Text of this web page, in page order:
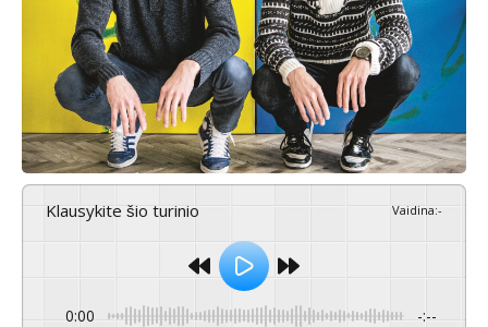
Klausykite šio turinio Vaidina:-
0:00 -:--